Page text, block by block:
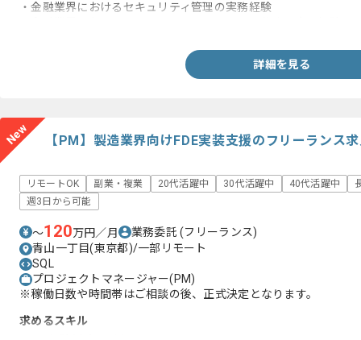
・金融業界におけるセキュリティ管理の実務経験
詳細を見る
New 【PM】製造業界向けFDE実装支援のフリーランス
リモートOK 副業・複業 20代活躍中 30代活躍中 40代活躍中
週3日から可能
〜120万円／月 業務委託(フリーランス)
青山一丁目(東京都)/一部リモート
SQL
プロジェクトマネージャー(PM)
※稼働日数や時間帯はご相談の後、正式決定となります。
求めるスキル